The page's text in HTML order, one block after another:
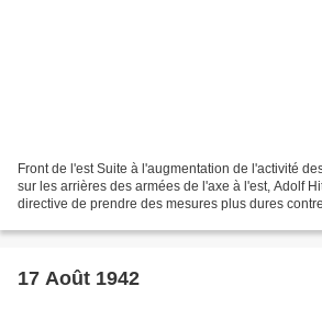
Front de l'est Suite à l'augmentation de l'activité
sur les arrières des armées de l'axe à l'est, Adolf
directive de prendre des mesures plus dures
17 Août 1942